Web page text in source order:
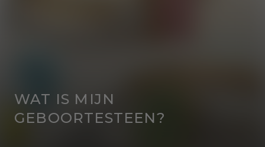
WAT IS MIJN
GEBOORTESTEEN?